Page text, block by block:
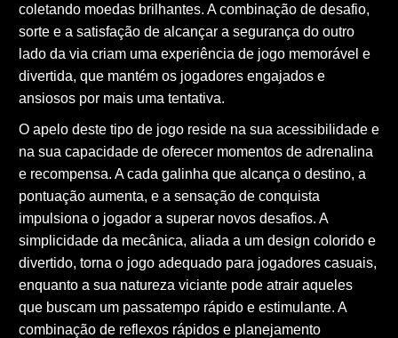
coletando moedas brilhantes. A combinação de desafio,
sorte e a satisfação de alcançar a segurança do outro
lado da via criam uma experiência de jogo memorável e
divertida, que mantém os jogadores engajados e
ansiosos por mais uma tentativa.
O apelo deste tipo de jogo reside na sua acessibilidade e
na sua capacidade de oferecer momentos de adrenalina
e recompensa. A cada galinha que alcança o destino, a
pontuação aumenta, e a sensação de conquista
impulsiona o jogador a superar novos desafios. A
simplicidade da mecânica, aliada a um design colorido e
divertido, torna o jogo adequado para jogadores casuais,
enquanto a sua natureza viciante pode atrair aqueles
que buscam um passatempo rápido e estimulante. A
combinação de reflexos rápidos e planejamento